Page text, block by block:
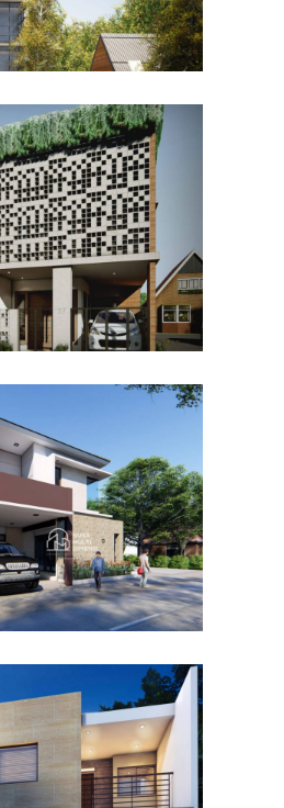
Bapak Azwar
Bogor
TERBAIK
Hook
Cibubur
TERBAIK
Taman
Bogor
TERBAIK